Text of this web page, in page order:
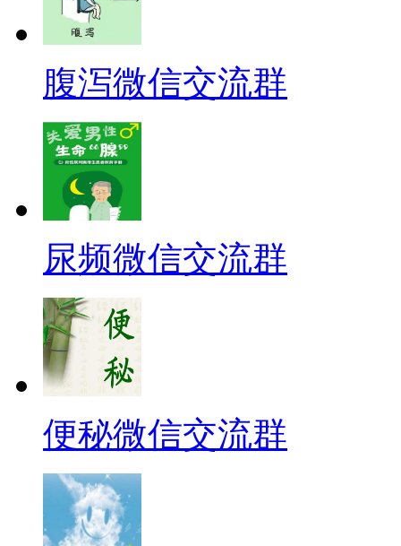
腹泻微信交流群
尿频微信交流群
便秘微信交流群